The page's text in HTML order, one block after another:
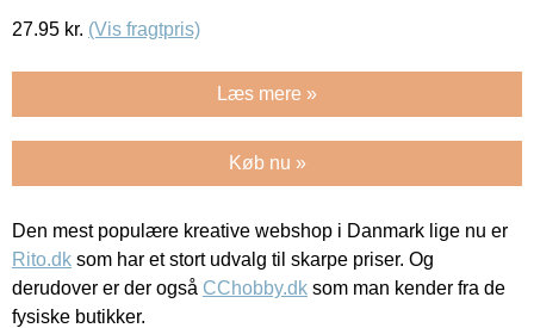
27.95 kr. (Vis fragtpris)
Læs mere »
Køb nu »
Den mest populære kreative webshop i Danmark lige nu er
Rito.dk som har et stort udvalg til skarpe priser. Og
derudover er der også CChobby.dk som man kender fra de
fysiske butikker.